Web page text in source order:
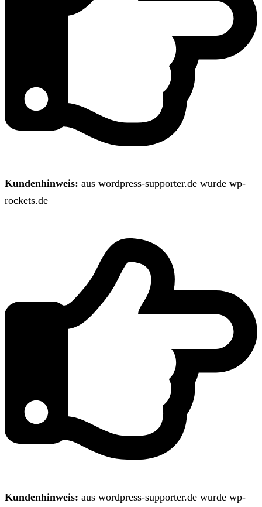
Kundenhinweis: aus wordpress-supporter.de wurde wp-
rockets.de
Kundenhinweis: aus wordpress-supporter.de wurde wp-